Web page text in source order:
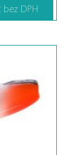
bez DPH